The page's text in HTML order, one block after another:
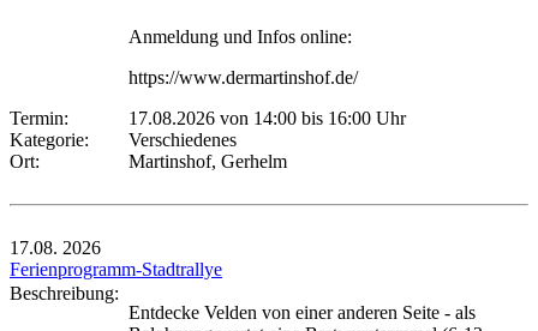
Anmeldung und Infos online:
https://www.dermartinshof.de/
Termin:
17.08.2026 von 14:00 bis 16:00 Uhr
Kategorie:
Verschiedenes
Ort:
Martinshof, Gerhelm
17.08. 2026
Ferienprogramm-Stadtrallye
Beschreibung:
Entdecke Velden von einer anderen Seite - als